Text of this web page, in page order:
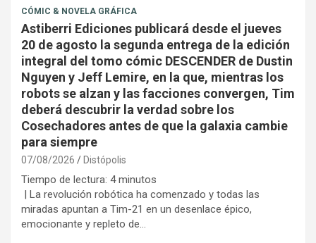
CÓMIC & NOVELA GRÁFICA
Astiberri Ediciones publicará desde el jueves
20 de agosto la segunda entrega de la edición
integral del tomo cómic DESCENDER de Dustin
Nguyen y Jeff Lemire, en la que, mientras los
robots se alzan y las facciones convergen, Tim
deberá descubrir la verdad sobre los
Cosechadores antes de que la galaxia cambie
para siempre
07/08/2026 Distópolis
Tiempo de lectura: 4 minutos
| La revolución robótica ha comenzado y todas las
miradas apuntan a Tim-21 en un desenlace épico,
emocionante y repleto de…